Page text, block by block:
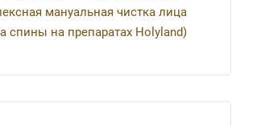
мануальная чистка лица
на препаратах Holyland)